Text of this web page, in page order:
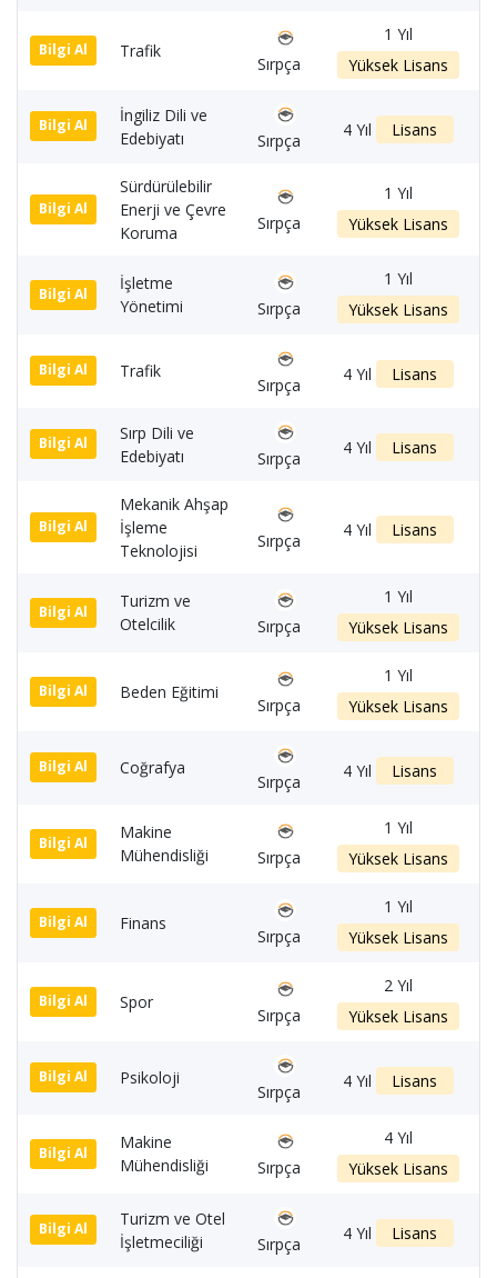
Bilgi Al Trafik
Sırpça
1 Yıl
Yüksek Lisans
Bilgi Al
İngiliz Dili ve
Edebiyatı
Sırpça
4 Yıl Lisans
Bilgi Al
Sürdürülebilir
Enerji ve Çevre
Koruma
Sırpça
1 Yıl
Yüksek Lisans
Bilgi Al
İşletme
Yönetimi
Sırpça
1 Yıl
Yüksek Lisans
Bilgi Al Trafik
Sırpça
4 Yıl Lisans
Bilgi Al
Sırp Dili ve
Edebiyatı
Sırpça
4 Yıl Lisans
Bilgi Al
Mekanik Ahşap
İşleme
Teknolojisi
Sırpça
4 Yıl Lisans
Bilgi Al
Turizm ve
Otelcilik
Sırpça
1 Yıl
Yüksek Lisans
Bilgi Al Beden Eğitimi
Sırpça
1 Yıl
Yüksek Lisans
Bilgi Al Coğrafya
Sırpça
4 Yıl Lisans
Bilgi Al
Makine
Mühendisliği
Sırpça
1 Yıl
Yüksek Lisans
Bilgi Al Finans
Sırpça
1 Yıl
Yüksek Lisans
Bilgi Al Spor
Sırpça
2 Yıl
Yüksek Lisans
Bilgi Al Psikoloji
Sırpça
4 Yıl Lisans
Bilgi Al
Makine
Mühendisliği
Sırpça
4 Yıl
Yüksek Lisans
Bilgi Al
Turizm ve Otel
İşletmeciliği
Sırpça
4 Yıl Lisans